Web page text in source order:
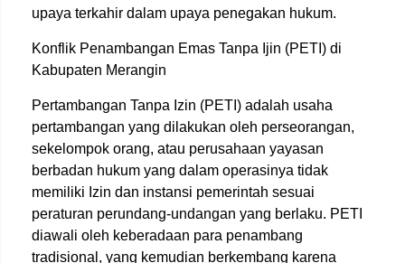
upaya terkahir dalam upaya penegakan hukum.
Konflik Penambangan Emas Tanpa Ijin (PETI) di
Kabupaten Merangin
Pertambangan Tanpa Izin (PETI) adalah usaha
pertambangan yang dilakukan oleh perseorangan,
sekelompok orang, atau perusahaan yayasan
berbadan hukum yang dalam operasinya tidak
memiliki Izin dan instansi pemerintah sesuai
peraturan perundang-undangan yang berlaku. PETI
diawali oleh keberadaan para penambang
tradisional, yang kemudian berkembang karena